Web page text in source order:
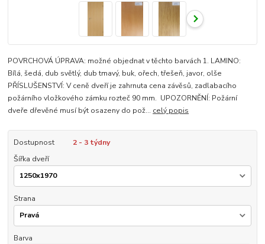
POVRCHOVÁ ÚPRAVA: možné objednat v těchto barvách 1. LAMINO:
Bílá, šedá, dub světlý, dub tmavý, buk, ořech, třešeň, javor, olše
PŘÍSLUŠENSTVÍ: V ceně dveří je zahrnuta cena závěsů, zadlabacího
požárního vložkového zámku rozteč 90 mm. UPOZORNĚNÍ: Požární
dveře dřevěné musí být osazeny do pož... celý popis
Dostupnost
2 - 3 týdny
Šířka dveří
Strana
Barva